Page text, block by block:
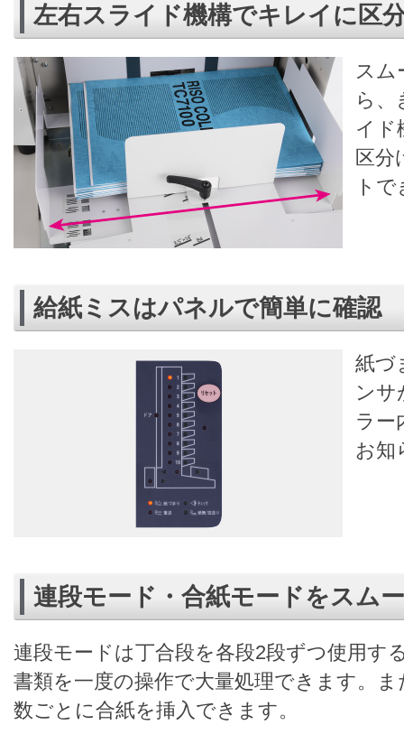
左右スライド機構でキレイに区
スム
ら、
イド
区分
ト
給紙ミスはパネルで簡単に確認
紙づ
ンサ
ラー
お知
連段モード・合紙モードをスム
連段モードは丁合段を各段2段ずつ使用す
書類を一度の操作で大量処理できます。
数ごとに合紙を挿入できます。